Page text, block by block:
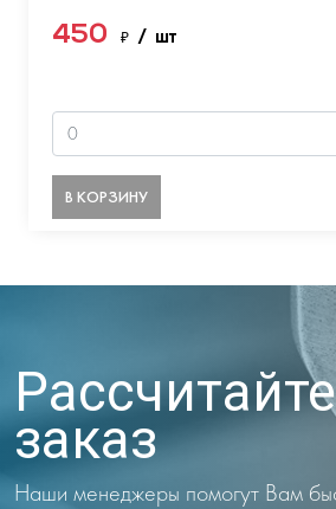
450 ₽ / шт
В КОРЗИНУ
заказ
Наши менеджеры помогут Вам